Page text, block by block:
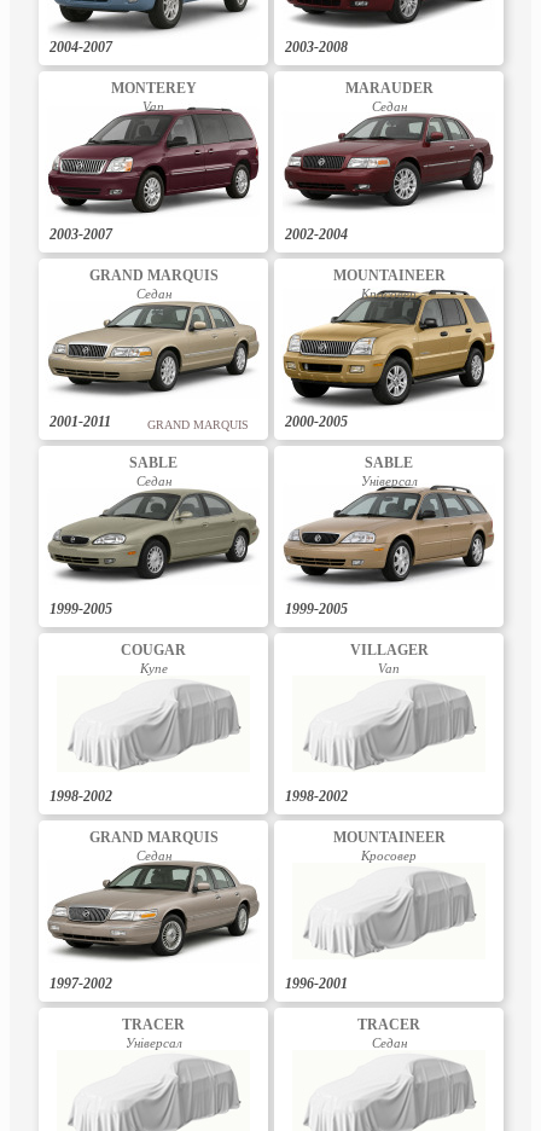
2004-2007 2003-2008
MONTEREY
Van
2003-2007
MARAUDER
Седан
2002-2004
GRAND MARQUIS
Седан
2001-2011 GRAND MARQUIS
MOUNTAINEER
Кросовер
2000-2005
SABLE
Седан
1999-2005
SABLE
Універсал
1999-2005
COUGAR
Купе
1998-2002
VILLAGER
Van
1998-2002
GRAND MARQUIS
Седан
1997-2002
MOUNTAINEER
Кросовер
1996-2001
TRACER
Універсал
TRACER
Седан